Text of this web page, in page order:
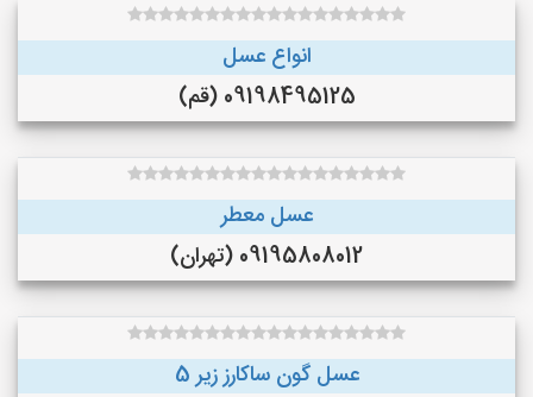
انواع عسل
09198495125 (قم)
عسل معطر
09195808012 (تهران)
عسل گون ساکارز زیر 5